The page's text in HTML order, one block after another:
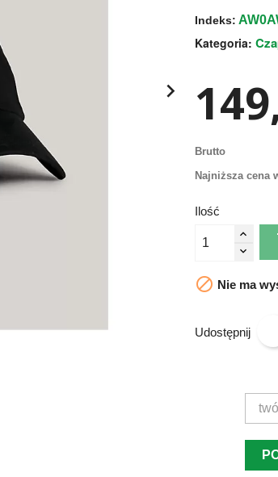

Indeks:
Kategoria:
Brutto
Najniższa cena
Ilość
 Nie ma
Udostępnij